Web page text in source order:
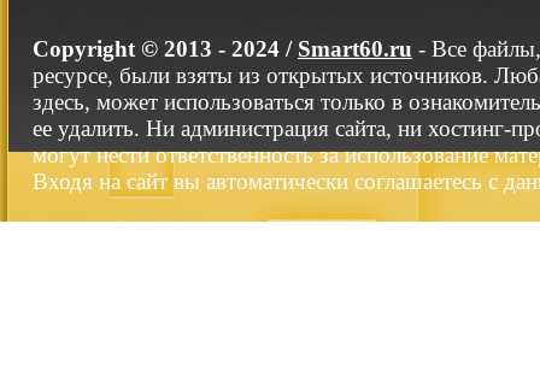
Copyright © 2013 - 2024 / Smart60.ru - Все
ресурсе, были взяты из открытых источников.
здесь, может использоваться только в
ее удалить. Ни администрация сайта, ни хостинг-
могут нести ответственность за использование
Входя на сайт вы автоматически соглашаетесь с